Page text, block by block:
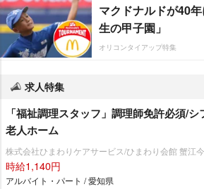
マクドナルドが40
生の甲子園」
オリコンタイアップ特集
求人特集
「福祉調理スタッフ」調理師免許必須/
老人ホーム
株式会社ひまわりケアサービス/ひまわり会館 蟹江今
時給1,140円
アルバイト・パート / 愛知県